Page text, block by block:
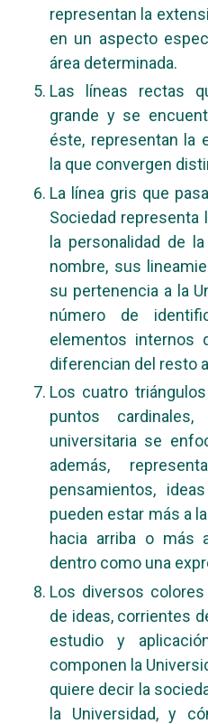
representan la
en un aspecto
área determinada.
Las líneas rectas
grande y se
éste, representan la
la que convergen
La línea gris que
Sociedad
la personalidad de
nombre, sus
su pertenencia a la
número de
elementos internos
diferencian del resto
Los cuatro
puntos
universitaria se
además,
pensamientos,
pueden estar más a
hacia arriba o más
dentro como una
Los diversos
de ideas, corrientes
estudio y
componen la
quiere decir la
la Universidad, y